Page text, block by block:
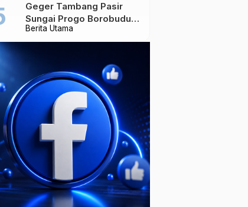
Berita Utama
Geger Tambang Pasir
Sungai Progo Borobudur,
Warga Sambeng Hentikan
Alat Berat dan Usir Truk